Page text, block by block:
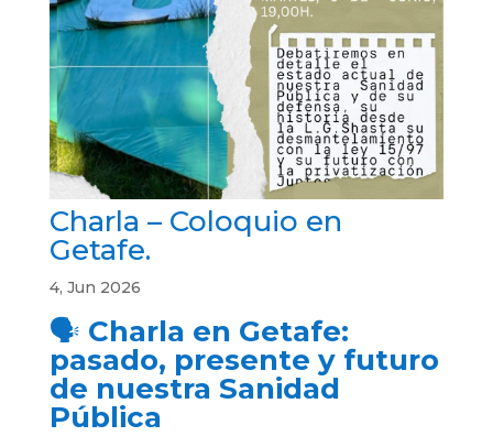
Charla – Coloquio en
Getafe.
4, Jun 2026
🗣️ Charla en Getafe:
pasado, presente y futuro
de nuestra Sanidad
Pública